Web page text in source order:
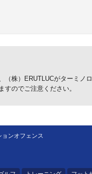
株）ERUTLUCがターミノ
のでご注意ください。
ョンオフェンス